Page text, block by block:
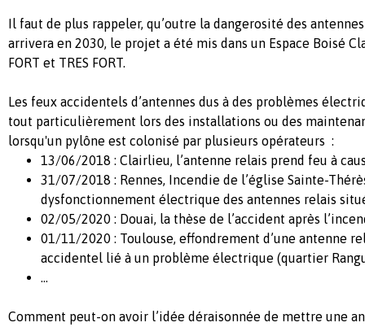
Il faut de plus rappeler, qu’outre la dangerosité des
arrivera en 2030, le projet a été mis dans un Espace Boisé
FORT et TRES FORT.
Les feux accidentels d’antennes dus à des problèmes
tout particulièrement lors des installations ou des
lorsqu'un pylône est colonisé par plusieurs opérateurs :
13/06/2018 : Clairlieu, l’antenne relais prend feu à
31/07/2018 : Rennes, Incendie de l’église Sainte-
dysfonctionnement électrique des antennes relais
02/05/2020 : Douai, la thèse de l’accident après
01/11/2020 : Toulouse, effondrement d’une antenne
accidentel lié à un problème électrique (quartier
…
Comment peut-on avoir l’idée déraisonnée de mettre une